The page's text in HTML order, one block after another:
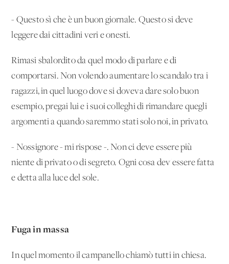
- Questo sì che è un buon giornale. Questo si deve
leggere dai cittadini veri e onesti.
Rimasi sbalordito da quel modo di parlare e di
comportarsi. Non volendo aumentare lo scandalo tra i
ragazzi, in quel luogo dove si doveva dare solo buon
esempio, pregai lui e i suoi colleghi di rimandare quegli
argomenti a quando saremmo stati solo noi, in privato.
- Nossignore - mi rispose -. Non ci deve essere più
niente di privato o di segreto. Ogni cosa dev'essere fatta
e detta alla luce del sole.
Fuga in massa
In quel momento il campanello chiamò tutti in chiesa.